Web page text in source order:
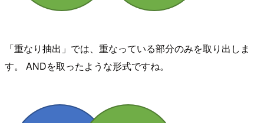
「重なり抽出」では、重なっている部分のみを取り出しま
す。 ANDを取ったような形式ですね。